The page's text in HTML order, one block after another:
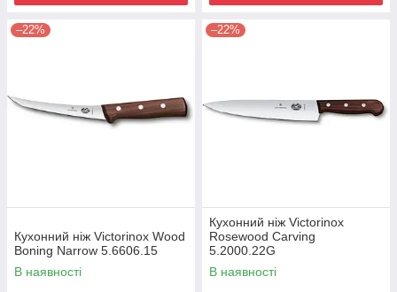
–22%
Кухонний ніж Victorinox Wood
Boning Narrow 5.6606.15
В наявності
–22%
Кухонний ніж Victorinox
Rosewood Carving
5.2000.22G
В наявності